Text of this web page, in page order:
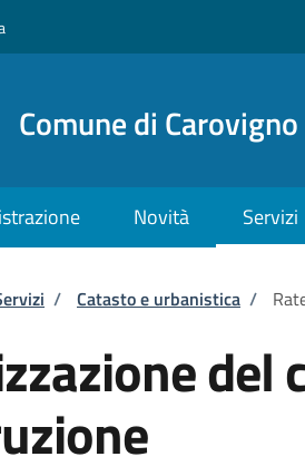
Comune di Carovigno
Novità Servizi
di pane
/ Catasto e urbanistica /